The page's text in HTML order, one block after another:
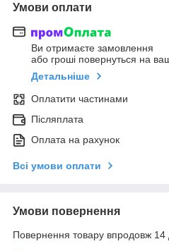
Умови оплати
Ви отримаєте замовлення
або гроші повернуться на
Детальніше
Оплатити частинами
Післяплата
Оплата на рахунок
Всі умови оплати
Умови повернення
Повернення товару впродовж 14